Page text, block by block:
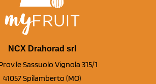
NCX Drahorad srl
Sassuolo Vignola 315/1
41057 Spilamberto (MO)